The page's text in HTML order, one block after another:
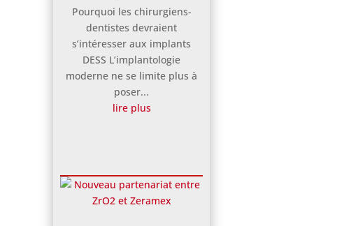
Pourquoi les chirurgiens-
dentistes devraient
s’intéresser aux implants
DESS L’implantologie
moderne ne se limite plus à
poser...
lire plus